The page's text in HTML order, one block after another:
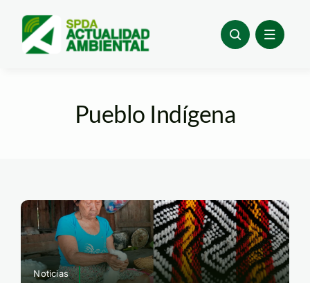
content
Pueblo Indígena
Noticias